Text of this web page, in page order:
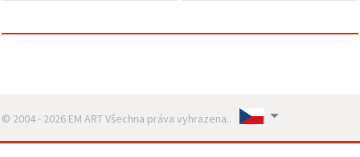
© 2004 - 2026 EM ART Všechna práva vyhrazena..